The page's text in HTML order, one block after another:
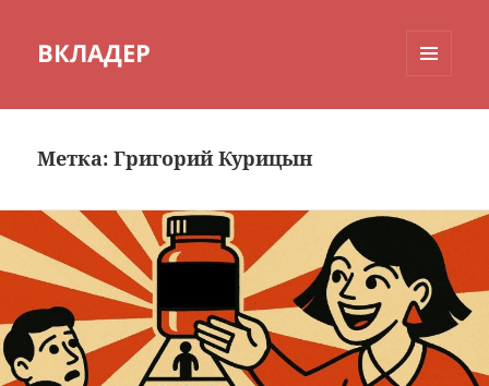
ВКЛАДЕР
Метка:Григорий Курицын